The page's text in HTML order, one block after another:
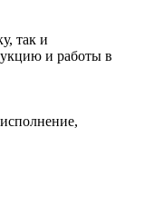
так и
и работы в